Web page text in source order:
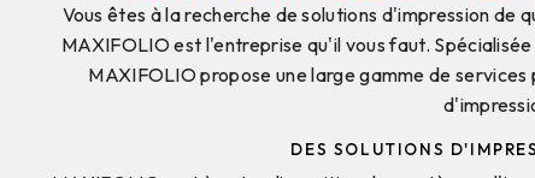
Vous êtes à la recherche de solutions d'impression de
MAXIFOLIO est l'entreprise qu'il vous faut.
MAXIFOLIO propose une large gamme de
DES SOLUTIONS